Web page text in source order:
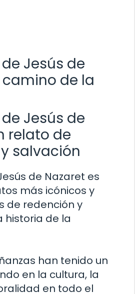
Jesús de
camino de la
Jesús de
relato de
salvación
de Nazaret es
más icónicos y
de redención y
historia de la
han tenido un
en la cultura, la
en todo el